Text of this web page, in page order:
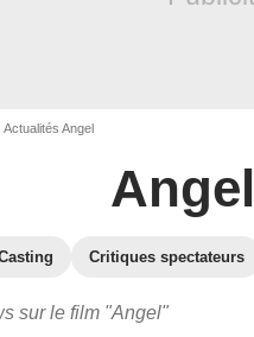
Actualités Angel
Angel
Critiques spectateurs
sur le film "Angel"